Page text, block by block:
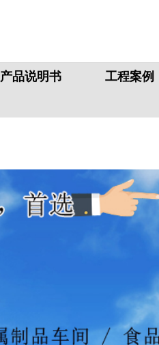
产品说明书 工程案例